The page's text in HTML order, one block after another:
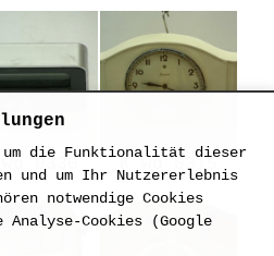
K_wo_0315
um die Funktionalität dieser
und um Ihr Nutzererlebnis
notwendige Cookies
Cookies (Google